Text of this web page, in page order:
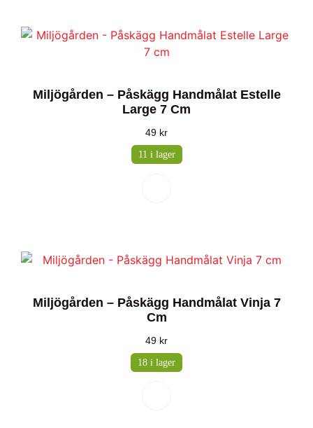
Miljögården – Påskägg Handmålat Estelle
Large 7 Cm
49 kr
11 i lager
Miljögården – Påskägg Handmålat Vinja 7
Cm
49 kr
18 i lager